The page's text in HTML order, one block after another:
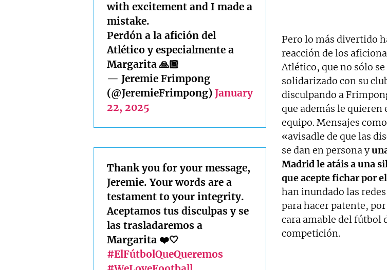
with excitement and I made a
mistake.
Perdón a la afición del
Atlético y especialmente a
Margarita 🙏🏾
— Jeremie Frimpong
(@JeremieFrimpong) January
22, 2025
Thank you for your message,
Jeremie. Your words are a
testament to your integrity.
Aceptamos tus disculpas y se
las trasladaremos a
Margarita ❤️🤍
#ElFútbolQueQueremos
Pero lo más divertido
reacción de los
Atlético, que no sólo
solidarizado con su
disculpando a
que además le quieren
equipo. Mensajes
«avisadle de que las
se dan en persona y
Madrid le atáis a una
que acepte fichar por
han inundado las
para hacer patente,
cara amable del fútbol
competición.